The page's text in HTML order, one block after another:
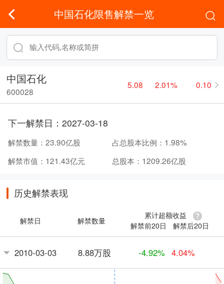
中国石化限售解禁一览
中国石化
600028
5.08 2.01% 0.10
下一解禁日： 2027-03-18
解禁数量： 23.90亿股 占总股本比例： 1.98%
解禁市值： 121.43亿元 总股本： 1209.26亿股
历史解禁表现
解禁日 解禁数量
累计超额收益
解禁前20日
解禁后20日
2010-03-03 8.88万股 -4.92% 4.04%